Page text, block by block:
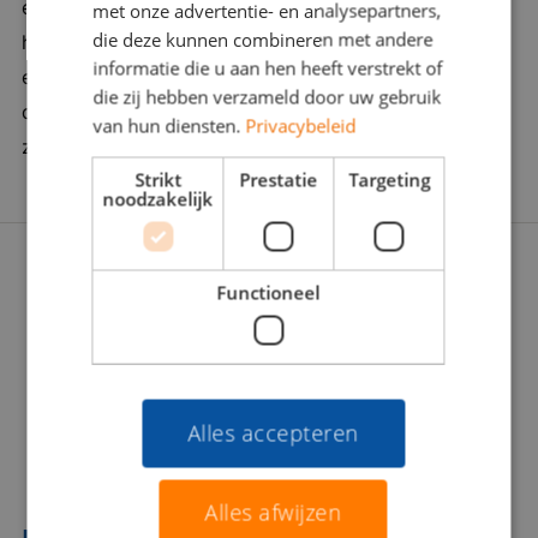
en kostenefficiënt te laten verlopen. Bedrijf in
vijf woorden: transparant, ambitieus,
internationaal, gedreven, ondernemend
ervaring en een vleugje verleidingskracht. Want soms
heb je een duwtje in de rug nodig. Wij zijn er om je
een zinvolle carrièrestap te laten zetten. Daarom
doorgronden we jou én de werkgever stevig: Wat
zoeken jullie écht? Zijn jullie voor elkaar gemaakt?
met onze advertentie- en analysepartners,
die deze kunnen combineren met andere
informatie die u aan hen heeft verstrekt of
die zij hebben verzameld door uw gebruik
van hun diensten. Privacybeleid
Strikt
noodzakelijk
Prestatie Targeting
Functioneel
Alles accepteren
Alles afwijzen